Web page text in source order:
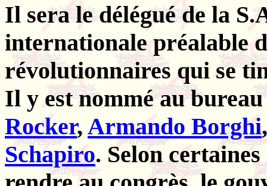
Il sera le délégué de la
internationale préalable
révolutionnaires qui se
Il y est nommé au
Rocker, Armando Borghi
Schapiro. Selon